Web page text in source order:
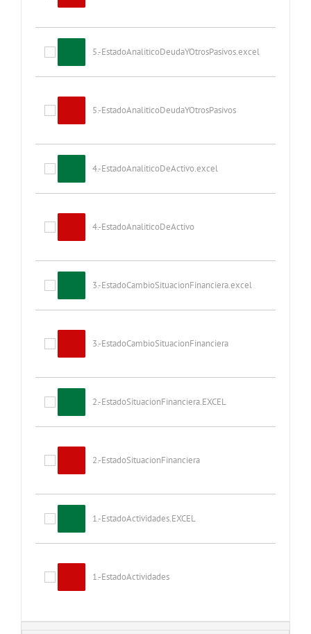
5.-EstadoAnaliticoDeudaYOtrosPasivos.excel
5.-EstadoAnaliticoDeudaYOtrosPasivos
4.-EstadoAnaliticoDeActivo.excel
4.-EstadoAnaliticoDeActivo
3.-EstadoCambioSituacionFinanciera.excel
3.-EstadoCambioSituacionFinanciera
2.-EstadoSituacionFinanciera.EXCEL
2.-EstadoSituacionFinanciera
1.-EstadoActividades.EXCEL
1.-EstadoActividades